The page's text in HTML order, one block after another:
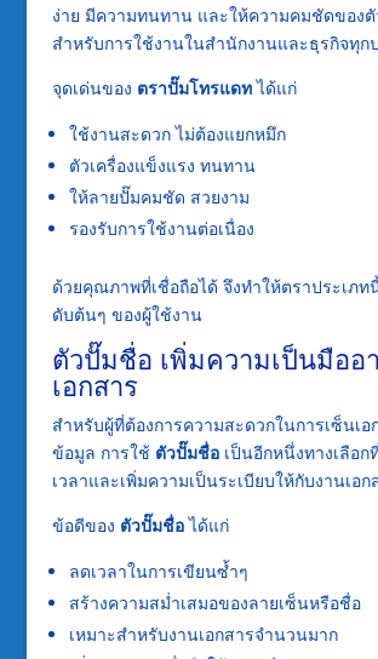
ง่าย มีความทนทาน และให้ความคมชัดของตั
สำหรับการใช้งานในสำนักงานและธุรกิจทุก
จุดเด่นของ ตราปั๊มโทรแดทได้แก่
ใช้งานสะดวก ไม่ต้องแยกหมึก
ตัวเครื่องแข็งแรง ทนทาน
ให้ลายปั๊มคมชัด สวยงาม
รองรับการใช้งานต่อเนื่อง
ด้วยคุณภาพที่เชื่อถือได้ จึงทำให้ตราประเภท
ดับต้นๆ ของผู้ใช้งาน
ตัวปั๊มชื่อ เพิ่มความเป็นมืออ
เอกสาร
สำหรับผู้ที่ต้องการความสะดวกในการเซ็นเ
ข้อมูล การใช้ ตัวปั๊มชื่อเป็นอีกหนึ่งทางเลือก
เวลาและเพิ่มความเป็นระเบียบให้กับงานเอก
ข้อดีของ ตัวปั๊มชื่อได้แก่
ลดเวลาในการเขียนซ้ำๆ
สร้างความสม่ำเสมอของลายเซ็นหรือชื่อ
เหมาะสำหรับงานเอกสารจำนวนมาก